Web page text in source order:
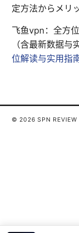
定方法からメリ
飞鱼vpn：全方
（含最新数据与
位解读与实用指
© 2026 SPN REVIEW